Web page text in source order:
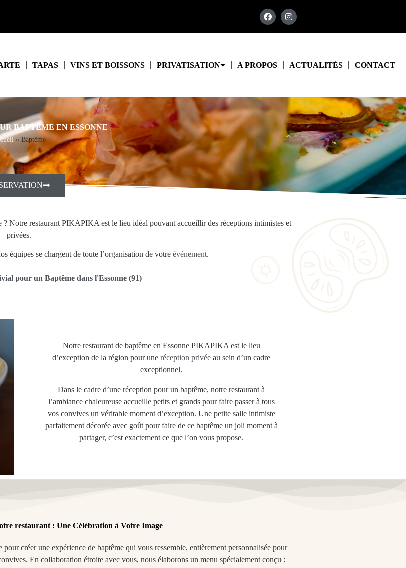
TAPAS VINS ET BOISSONS PRIVATISATION A PROPOS ACTUALITÉS CONTACT
BAPTÊME EN ESSONNE
»Baptême
Notre restaurant PIKAPIKA est le lieu idéal pouvant accueillir des réceptions intimistes et
privées.
équipes se chargent de toute l’organisation de votre événement.
pour un Baptême dans l'Essonne (91)
Notre restaurant de baptême en Essonne PIKAPIKA est le lieu
d’exception de la région pour une réception privée au sein d’un cadre
exceptionnel.
Dans le cadre d’une réception pour un baptême, notre restaurant à
l’ambiance chaleureuse accueille petits et grands pour faire passer à tous
vos convives un véritable moment d’exception. Une petite salle intimiste
parfaitement décorée avec goût pour faire de ce baptême un joli moment à
partager, c’est exactement ce que l’on vous propose.
restaurant : Une Célébration à Votre Image
créer une expérience de baptême qui vous ressemble, entièrement personnalisée pour
En collaboration étroite avec vous, nous élaborons un menu spécialement conçu :